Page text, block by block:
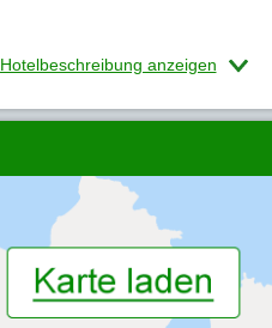
Hotelbeschreibung anzeigen